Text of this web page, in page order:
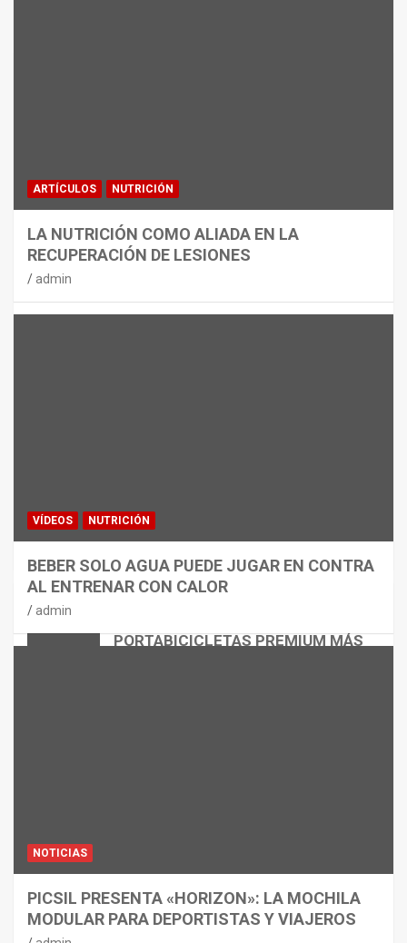
PORTABICICLETAS PREMIUM MÁS
ARTÍCULOS NUTRICIÓN
LA NUTRICIÓN COMO ALIADA EN LA
RECUPERACIÓN DE LESIONES
admin
VÍDEOS NUTRICIÓN
BEBER SOLO AGUA PUEDE JUGAR EN CONTRA
AL ENTRENAR CON CALOR
admin
NOTICIAS
PICSIL PRESENTA «HORIZON»: LA MOCHILA
MODULAR PARA DEPORTISTAS Y VIAJEROS